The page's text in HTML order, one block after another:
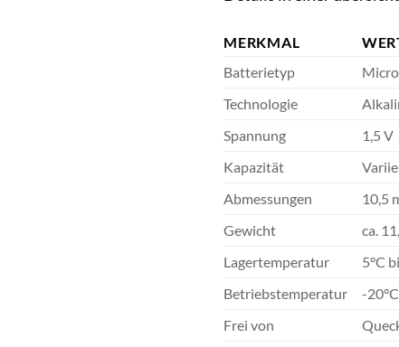
MERKMAL
Batterietyp
Technologie
Spannung
1,5 V
Kapazität
Abmessungen
10,5
Gewicht
ca.
Lagertemperatur
5°C
Betriebstemperatur
-
Frei von